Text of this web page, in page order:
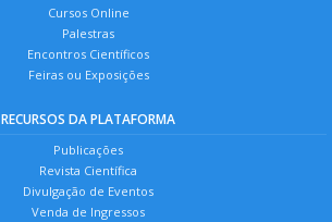
Cursos Online
Palestras
Encontros Científicos
Feiras ou Exposições
RECURSOS DA PLATAFORMA
Publicações
Revista Científica
Divulgação de Eventos
Venda de Ingressos